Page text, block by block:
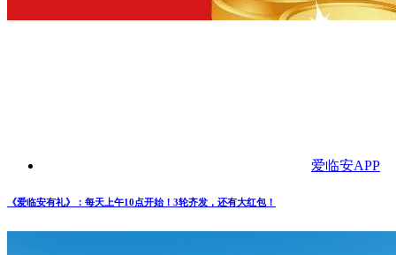
爱临安APP
《爱临安有礼》：每天上午10点开始！3轮齐发，还有大红包！